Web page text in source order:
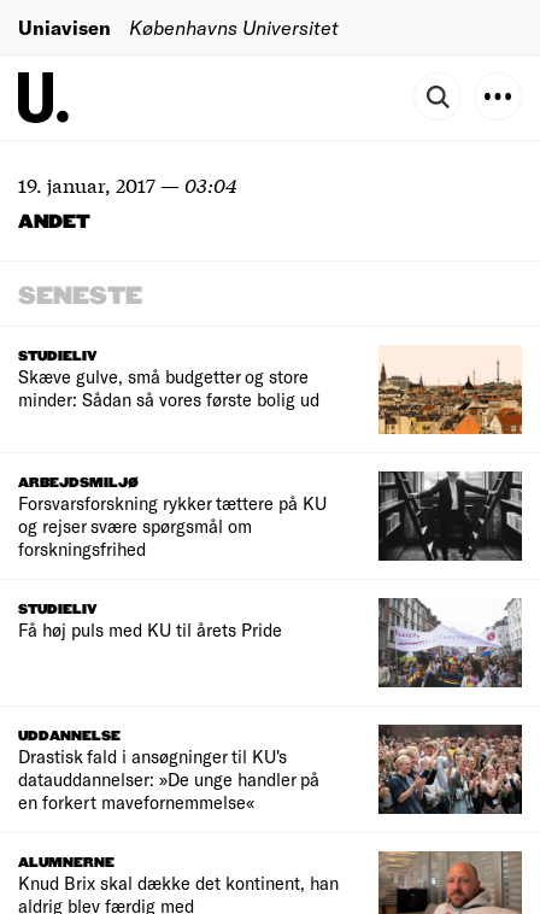
Uniavisen Københavns Universitet
19. januar, 2017—03:04
ANDET
SENESTE
STUDIELIV
Skæve gulve, små budgetter og store
minder: Sådan så vores første bolig ud
ARBEJDSMILJØ
Forsvarsforskning rykker tættere på KU
og rejser svære spørgsmål om
forskningsfrihed
STUDIELIV
Få høj puls med KU til årets Pride
UDDANNELSE
Drastisk fald i ansøgninger til KU's
datauddannelser: »De unge handler på
en forkert mavefornemmelse«
ALUMNERNE
Knud Brix skal dække det kontinent, han
aldrig blev færdig med